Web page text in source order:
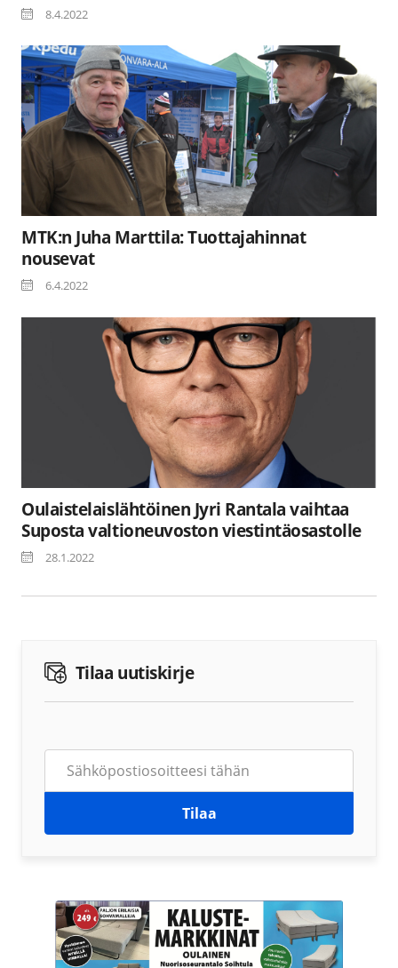
8.4.2022
MTK:n Juha Marttila: Tuottajahinnat
nousevat
6.4.2022
Oulaistelaislähtöinen Jyri Rantala vaihtaa
Suposta valtioneuvoston viestintäosastolle
28.1.2022
Tilaa uutiskirje
Tilaa